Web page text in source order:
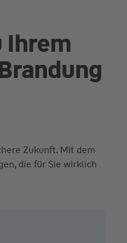
Ihrem
Zukunft. Mit dem
die für Sie wirklich